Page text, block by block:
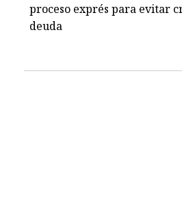
proceso exprés para evitar
deuda